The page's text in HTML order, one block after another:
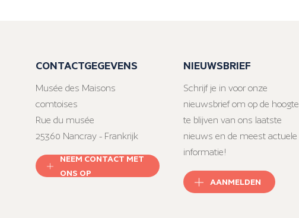
CONTACTGEGEVENS
Musée des Maisons
comtoises
Rue du musée
25360 Nancray - Frankrijk
NEEM CONTACT MET
ONS OP
NIEUWSBRIEF
Schrijf je in voor onze
nieuwsbrief om op de hoogte
te blijven van ons laatste
nieuws en de meest actuele
informatie!
AANMELDEN